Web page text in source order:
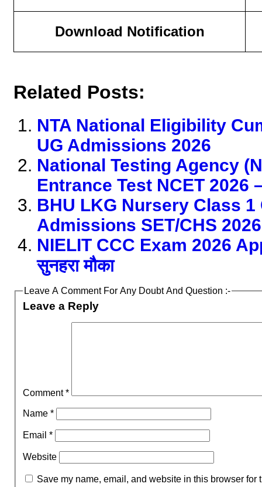
Download Notification
Related Posts:
NTA National Eligibility
UG Admissions 2026
National Testing Agency
Entrance Test NCET 2026
BHU LKG Nursery Class
Admissions SET/CHS
NIELIT CCC Exam 2026
सुनहरा मौका
Leave A Comment For Any Doubt And Question :-
Leave a Reply
Comment*
Name *
Email *
Website
Save my name, email, and website in this browser for